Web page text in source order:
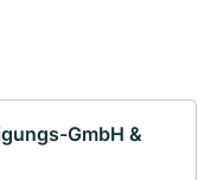
GmbH &